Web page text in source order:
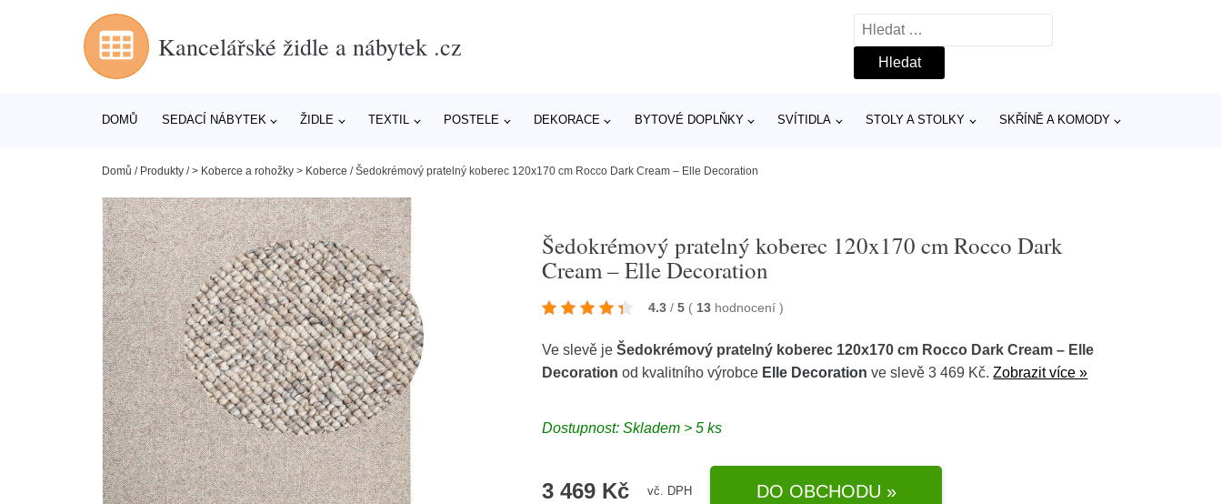
Kancelářské židle a nábytek .cz
Vyhledávání
DOMŮ SEDACÍ NÁBYTEK ŽIDLE TEXTIL POSTELE DEKORACE BYTOVÉ DOPLŇKY SVÍTIDLA STOLY A STOLKY SKŘÍNĚ A KOMODY
Domů / Produkty /> Koberce a rohožky > Koberce /Šedokrémový pratelný koberec 120x170 cm Rocco Dark Cream – Elle Decoration
Šedokrémový pratelný koberec 120x170 cm Rocco Dark
Cream – Elle Decoration
4.3 / 5 ( 13 hodnocení)
Ve slevě jeŠedokrémový pratelný koberec 120x170 cm Rocco Dark Cream – Elle
Decoration od kvalitního výrobce Elle Decoration ve slevě 3 469 Kč.Zobrazit více »
Dostupnost: Skladem > 5 ks
3 469 Kč vč. DPH DO OBCHODU »